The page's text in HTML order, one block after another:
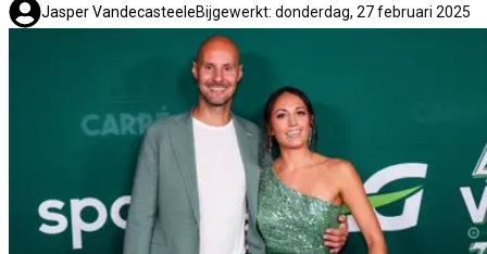
Jasper VandecasteeleBijgewerkt: donderdag, 27 februari 2025